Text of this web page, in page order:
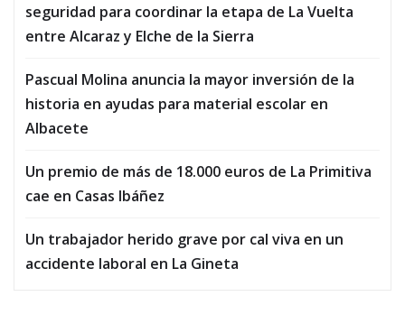
seguridad para coordinar la etapa de La Vuelta
entre Alcaraz y Elche de la Sierra
Pascual Molina anuncia la mayor inversión de la
historia en ayudas para material escolar en
Albacete
Un premio de más de 18.000 euros de La Primitiva
cae en Casas Ibáñez
Un trabajador herido grave por cal viva en un
accidente laboral en La Gineta